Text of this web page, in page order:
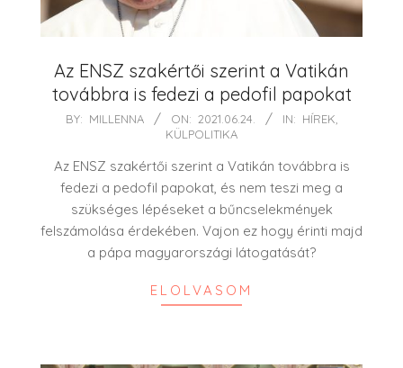
Az ENSZ szakértői szerint a Vatikán
továbbra is fedezi a pedofil papokat
2021-BY: MILLENNA ON: 2021.06.24. IN: HÍREK,
KÜLPOLITIKA
Az ENSZ szakértői szerint a Vatikán továbbra is
fedezi a pedofil papokat, és nem teszi meg a
szükséges lépéseket a bűncselekmények
felszámolása érdekében. Vajon ez hogy érinti majd
a pápa magyarországi látogatását?
ELOLVASOM